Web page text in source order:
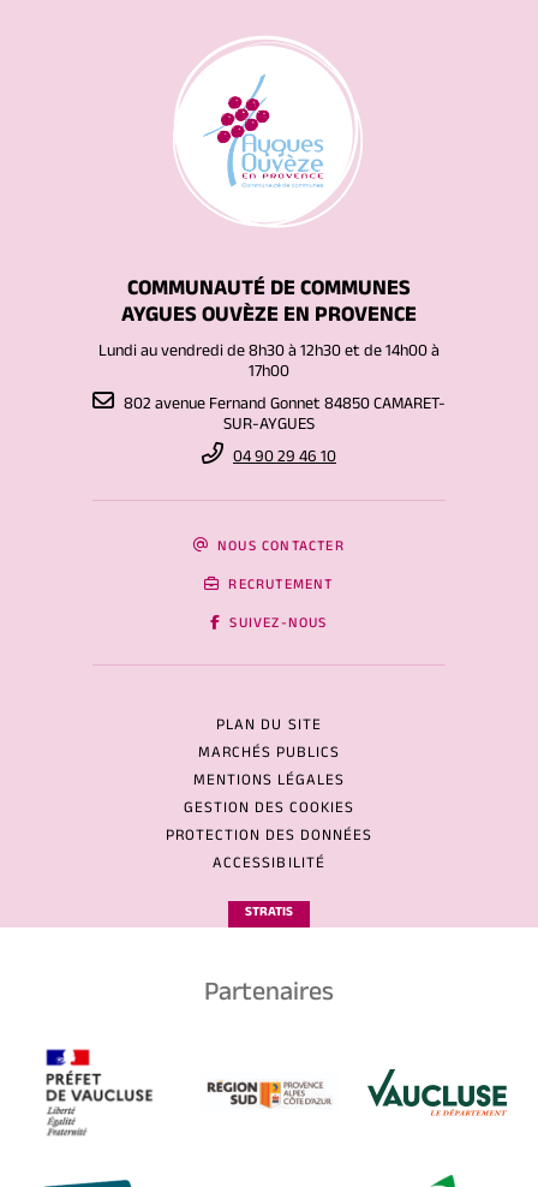
COMMUNAUTÉ DE COMMUNES
AYGUES OUVÈZE EN PROVENCE
Lundi au vendredi de 8h30 à 12h30 et de 14h00 à
17h00
802 avenue Fernand Gonnet 84850 CAMARET-
SUR-AYGUES
04 90 29 46 10
NOUS CONTACTER
RECRUTEMENT
SUIVEZ-NOUS
PLAN DU SITE
MARCHÉS PUBLICS
MENTIONS LÉGALES
GESTION DES COOKIES
PROTECTION DES DONNÉES
ACCESSIBILITÉ
STRATIS
Partenaires